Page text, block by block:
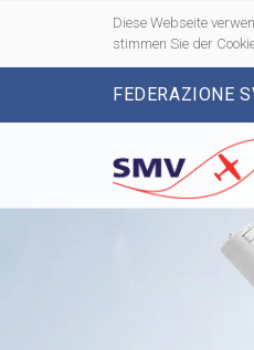
Diese Webseite
stimmen Sie der
FEDERAZIONE